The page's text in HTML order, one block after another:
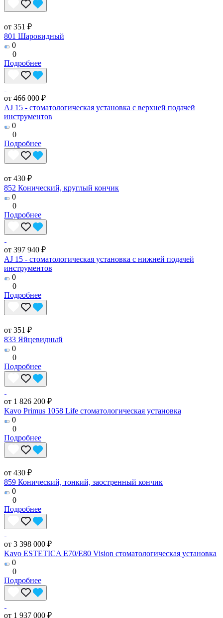
от 351 ₽
801 Шаровидный
0
0
Подробнее
от 466 000 ₽
AJ 15 - стоматологическая установка с верхней подачей
инструментов
0
0
Подробнее
от 430 ₽
852 Конический, круглый кончик
0
0
Подробнее
от 397 940 ₽
AJ 15 - стоматологическая установка с нижней подачей
инструментов
0
0
Подробнее
от 351 ₽
833 Яйцевидный
0
0
Подробнее
от 1 826 200 ₽
Kavo Primus 1058 Life стоматологическая установка
0
0
Подробнее
от 430 ₽
859 Конический, тонкий, заостренный кончик
0
0
Подробнее
от 3 398 000 ₽
Kavo ESTETICA E70/E80 Vision стоматологическая установка
0
0
Подробнее
от 1 937 000 ₽